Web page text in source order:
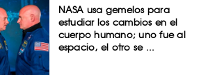
NASA usa gemelos para
estudiar los cambios en el
cuerpo humano; uno fue al
espacio, el otro se ...